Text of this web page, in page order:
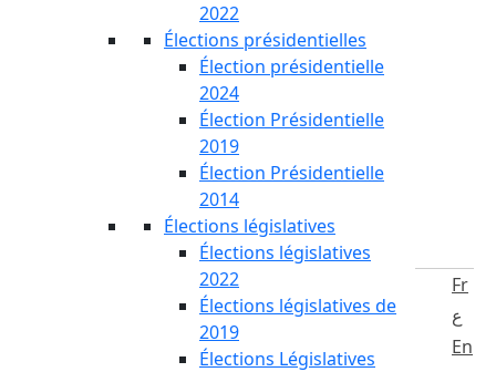
2022
Élections présidentielles
Élection présidentielle
2024
Élection Présidentielle
2019
Élection Présidentielle
2014
Élections législatives
Élections législatives
2022
Élections législatives de
2019
Élections Législatives
Fr
ع
En